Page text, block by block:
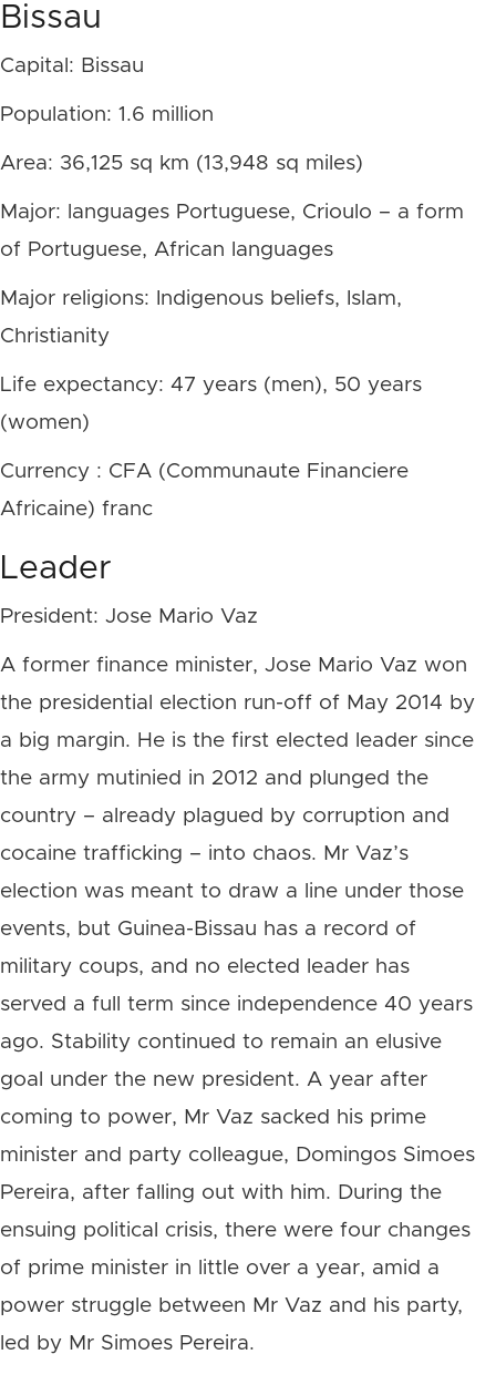
Bissau
Capital: Bissau
Population: 1.6 million
Area: 36,125 sq km (13,948 sq miles)
Major: languages Portuguese, Crioulo – a form
of Portuguese, African languages
Major religions: Indigenous beliefs, Islam,
Christianity
Life expectancy: 47 years (men), 50 years
(women)
Currency : CFA (Communaute Financiere
Africaine) franc
Leader
President: Jose Mario Vaz
A former finance minister, Jose Mario Vaz won
the presidential election run-off of May 2014 by
a big margin. He is the first elected leader since
the army mutinied in 2012 and plunged the
country – already plagued by corruption and
cocaine trafficking – into chaos. Mr Vaz’s
election was meant to draw a line under those
events, but Guinea-Bissau has a record of
military coups, and no elected leader has
served a full term since independence 40 years
ago. Stability continued to remain an elusive
goal under the new president. A year after
coming to power, Mr Vaz sacked his prime
minister and party colleague, Domingos Simoes
Pereira, after falling out with him. During the
ensuing political crisis, there were four changes
of prime minister in little over a year, amid a
power struggle between Mr Vaz and his party,
led by Mr Simoes Pereira.